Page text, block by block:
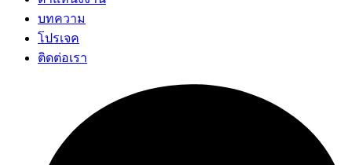
บทความ
โปรเจค
ติดต่อเรา